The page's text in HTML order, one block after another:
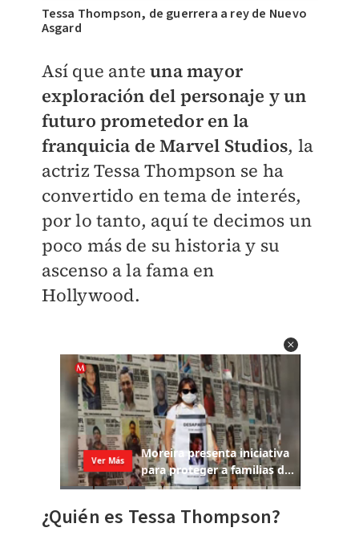
Tessa Thompson, de guerrera a rey de Nuevo
Asgard
Así que anteuna mayor
exploración del personaje y un
futuro prometedor en la
franquicia de Marvel Studios, la
actriz Tessa Thompson se ha
convertido en tema de interés,
por lo tanto, aquí te decimos un
poco más de su historia y su
ascenso a la fama en
Hollywood.
¿Quién es Tessa Thompson?